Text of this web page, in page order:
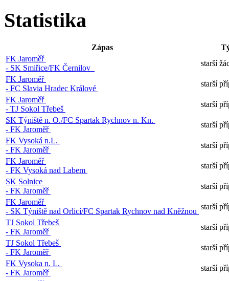
Statistika
Zápas
FK Jaroměř
- SK Smiřice/FK Černilov
starší
FK Jaroměř
- FC Slavia Hradec Králové
starší
FK Jaroměř
- TJ Sokol Třebeš
starší
SK Týniště n. O./FC Spartak Rychnov n. Kn.
- FK Jaroměř
starší
FK Vysoká n.L.
- FK Jaroměř
starší
FK Jaroměř
- FK Vysoká nad Labem
starší
SK Solnice
- FK Jaroměř
starší
FK Jaroměř
- SK Týniště nad Orlicí/FC Spartak Rychnov nad Kněžnou
starší
TJ Sokol Třebeš
- FK Jaroměř
starší
TJ Sokol Třebeš
- FK Jaroměř
starší
FK Vysoka n. L.
- FK Jaroměř
starší